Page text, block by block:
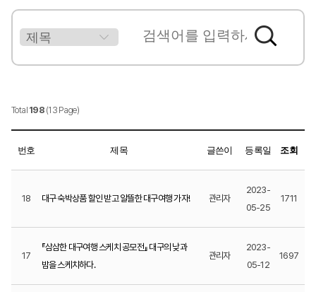
Total 198(13 Page)
번호 제목 글쓴이 등록일 조회
18 대구 숙박상품 할인 받고 알뜰한 대구여행 가자! 관리자
2023-
05-25
1711
17
『삼삼한 대구여행 스케치 공모전』 대구의 낮과
밤을 스케치하다.
관리자
2023-
05-12
1697